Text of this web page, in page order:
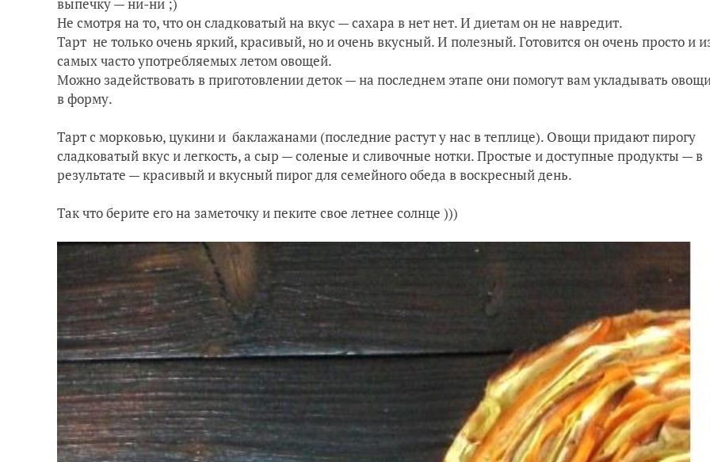
Не смотря на то, что он сладковатый на вкус — сахара в нет нет. И диетам он не навредит.
Тарт не только очень яркий, красивый, но и очень вкусный. И полезный. Готовится он очень просто и
самых часто употребляемых летом овощей.
Можно задействовать в приготовлении деток — на последнем этапе они помогут вам укладывать
в форму.
Тарт с морковью, цукини и баклажанами (последние растут у нас в теплице). Овощи придают пирогу
сладковатый вкус и легкость, а сыр — соленые и сливочные нотки. Простые и доступные продукты — в
результате — красивый и вкусный пирог для семейного обеда в воскресный день.
Так что берите его на заметочку и пеките свое летнее солнце )))